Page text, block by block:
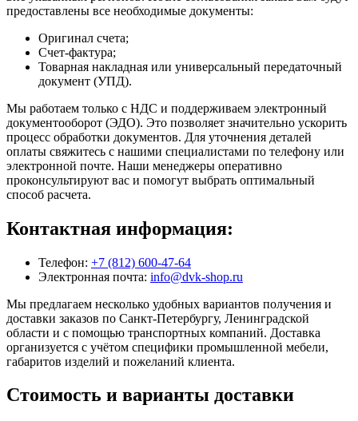
предоставлены все необходимые документы:
Оригинал счета;
Счет-фактура;
Товарная накладная или универсальный передаточный
документ (УПД).
Мы работаем только с НДС и поддерживаем электронный
документооборот (ЭДО). Это позволяет значительно ускорить
процесс обработки документов. Для уточнения деталей
оплаты свяжитесь с нашими специалистами по телефону или
электронной почте. Наши менеджеры оперативно
проконсультируют вас и помогут выбрать оптимальный
способ расчета.
Контактная информация:
Телефон: +7 (812) 600-47-64
Электронная почта: info@dvk-shop.ru
Мы предлагаем несколько удобных вариантов получения и
доставки заказов по Санкт-Петербургу, Ленинградской
области и с помощью транспортных компаний. Доставка
организуется с учётом специфики промышленной мебели,
габаритов изделий и пожеланий клиента.
Стоимость и варианты доставки